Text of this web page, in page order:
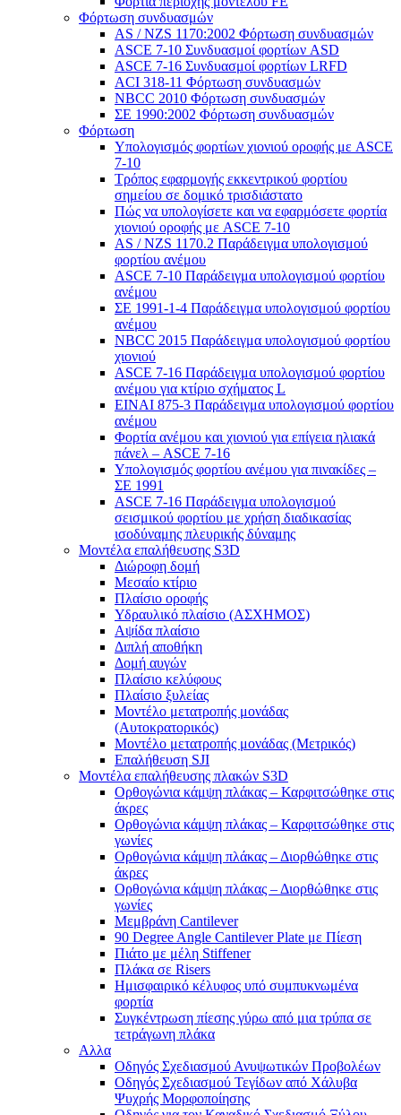
Φόρτωση συνδυασμών
AS / NZS 1170:2002 Φόρτωση συνδυασμών
ASCE 7-10 Συνδυασμοί φορτίων ASD
ASCE 7-16 Συνδυασμοί φορτίων LRFD
ACI 318-11 Φόρτωση συνδυασμών
NBCC 2010 Φόρτωση συνδυασμών
ΣΕ 1990:2002 Φόρτωση συνδυασμών
Φόρτωση
Υπολογισμός φορτίων χιονιού οροφής με ASCE
7-10
Τρόπος εφαρμογής εκκεντρικού φορτίου
σημείου σε δομικό τρισδιάστατο
Πώς να υπολογίσετε και να εφαρμόσετε φορτία
χιονιού οροφής με ASCE 7-10
AS / NZS 1170.2 Παράδειγμα υπολογισμού
φορτίου ανέμου
ASCE 7-10 Παράδειγμα υπολογισμού φορτίου
ανέμου
ΣΕ 1991-1-4 Παράδειγμα υπολογισμού φορτίου
ανέμου
NBCC 2015 Παράδειγμα υπολογισμού φορτίου
χιονιού
ASCE 7-16 Παράδειγμα υπολογισμού φορτίου
ανέμου για κτίριο σχήματος L
ΕΙΝΑΙ 875-3 Παράδειγμα υπολογισμού φορτίου
ανέμου
Φορτία ανέμου και χιονιού για επίγεια ηλιακά
πάνελ – ASCE 7-16
Υπολογισμός φορτίου ανέμου για πινακίδες –
ΣΕ 1991
ASCE 7-16 Παράδειγμα υπολογισμού
σεισμικού φορτίου με χρήση διαδικασίας
ισοδύναμης πλευρικής δύναμης
Μοντέλα επαλήθευσης S3D
Διώροφη δομή
Μεσαίο κτίριο
Πλαίσιο οροφής
Υδραυλικό πλαίσιο (ΑΣΧΗΜΟΣ)
Αψίδα πλαίσιο
Διπλή αποθήκη
Δομή αυγών
Πλαίσιο κελύφους
Πλαίσιο ξυλείας
Μοντέλο μετατροπής μονάδας
(Αυτοκρατορικός)
Μοντέλο μετατροπής μονάδας (Μετρικός)
Επαλήθευση SJI
Μοντέλα επαλήθευσης πλακών S3D
Ορθογώνια κάμψη πλάκας – Καρφιτσώθηκε στις
άκρες
Ορθογώνια κάμψη πλάκας – Καρφιτσώθηκε στις
γωνίες
Ορθογώνια κάμψη πλάκας – Διορθώθηκε στις
άκρες
Ορθογώνια κάμψη πλάκας – Διορθώθηκε στις
γωνίες
Μεμβράνη Cantilever
90 Degree Angle Cantilever Plate με Πίεση
Πιάτο με μέλη Stiffener
Πλάκα σε Risers
Ημισφαιρικό κέλυφος υπό συμπυκνωμένα
φορτία
Συγκέντρωση πίεσης γύρω από μια τρύπα σε
τετράγωνη πλάκα
Αλλα
Οδηγός Σχεδιασμού Ανυψωτικών Προβολέων
Οδηγός Σχεδιασμού Τεγίδων από Χάλυβα
Ψυχρής Μορφοποίησης